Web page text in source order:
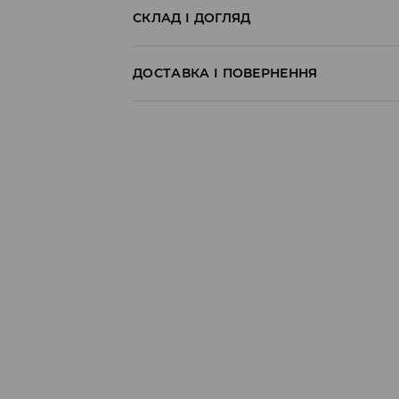
СКЛАД І ДОГЛЯД
ДОСТАВКА І ПОВЕРНЕННЯ